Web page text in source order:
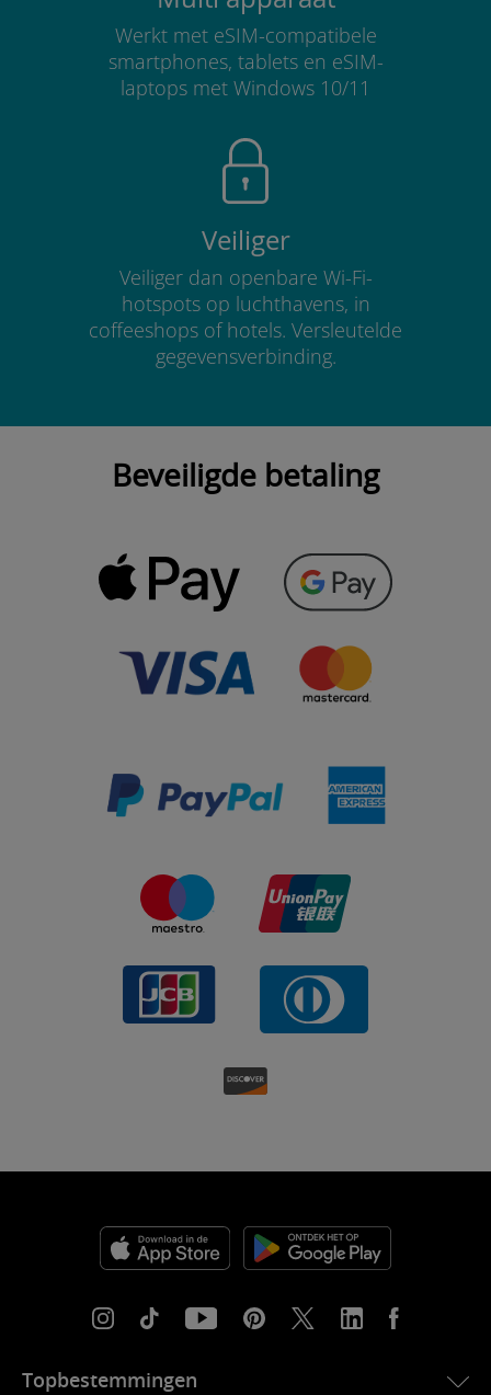
Werkt met eSIM-compatibele
smartphones, tablets en eSIM-
laptops met Windows 10/11
Veiliger
Veiliger dan openbare Wi-Fi-
hotspots op luchthavens, in
coffeeshops of hotels. Versleutelde
gegevensverbinding.
Beveiligde betaling
Topbestemmingen